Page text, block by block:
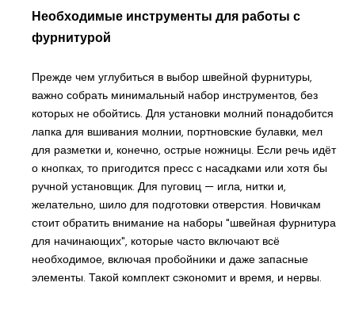
Необходимые инструменты для работы с
фурнитурой
Прежде чем углубиться в выбор швейной фурнитуры,
важно собрать минимальный набор инструментов, без
которых не обойтись. Для установки молний понадобится
лапка для вшивания молнии, портновские булавки, мел
для разметки и, конечно, острые ножницы. Если речь идёт
о кнопках, то пригодится пресс с насадками или хотя бы
ручной установщик. Для пуговиц — игла, нитки и,
желательно, шило для подготовки отверстия. Новичкам
стоит обратить внимание на наборы "швейная фурнитура
для начинающих", которые часто включают всё
необходимое, включая пробойники и даже запасные
элементы. Такой комплект сэкономит и время, и нервы.